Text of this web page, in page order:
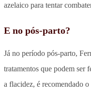
azelaico para tentar
E no pós-parto?
Já no período pós-parto,
tratamentos que podem ser
a flacidez, é recomendado